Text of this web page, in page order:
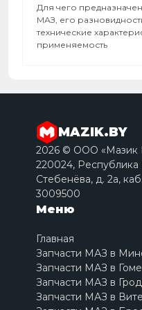
Для чего
МАЗ, его
технические
применяемость
MAZIK.BY
2026 © ООО «Мазик
220024, Республика
Стебенёва, д. 2a,
3009500
Меню
Главная
Запчасти МАЗ в
Запчасти МАЗ в
Запчасти МАЗ в
Запчасти МАЗ в